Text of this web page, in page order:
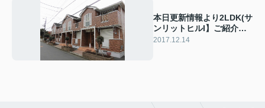
本日更新情報より2LDK(サ
ンリットヒルI】ご紹介で
す！
2017.12.14